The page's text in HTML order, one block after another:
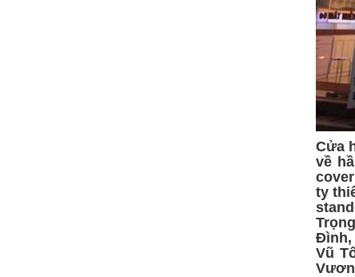
Cửa
về
ty
Đình,
Vũ